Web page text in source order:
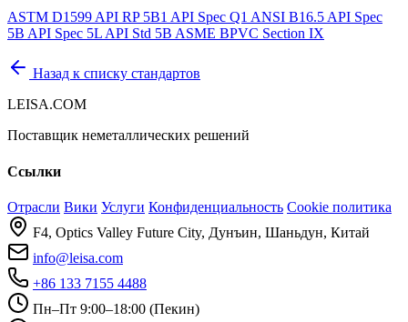
ASTM D1599 API RP 5B1 API Spec Q1 ANSI B16.5 API Spec
5B API Spec 5L API Std 5B ASME BPVC Section IX
Назад к списку стандартов
LEISA.COM
Поставщик неметаллических решений
Ссылки
Отрасли Вики Услуги Конфиденциальность Cookie политика
F4, Optics Valley Future City, Дунъин, Шаньдун, Китай
info@leisa.com
+86 133 7155 4488
Пн–Пт 9:00–18:00 (Пекин)